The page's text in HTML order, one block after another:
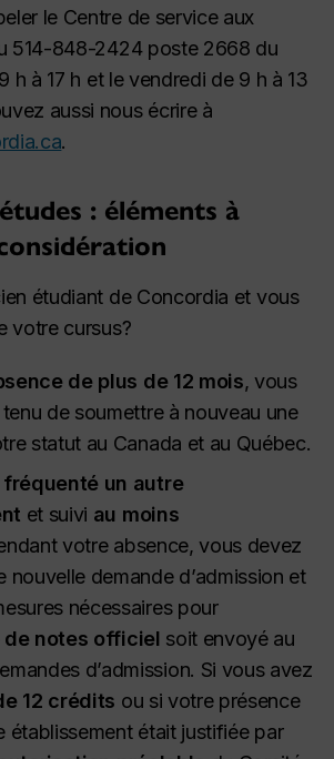
le Centre de service aux
514-848-2424 poste 2668 du
h à 17 h et le vendredi de 9 h à 13
aussi nous écrire à
.
: éléments à
étudiant de Concordia et vous
votre cursus?
de plus de 12 mois, vous
de soumettre à nouveau une
statut au Canada et au Québec.
fréquenté un autre
et suivi au moins
votre absence, vous devez
nouvelle demande d’admission et
nécessaires pour
de notes officiel soit envoyé au
d’admission. Si vous avez
12 crédits ou si votre présence
établissement était justifiée par